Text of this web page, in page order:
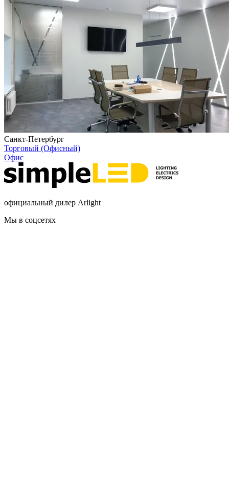
Санкт-Петербург
Торговый (Офисный)
Офис
официальный дилер Arlight
Мы в соцсетях